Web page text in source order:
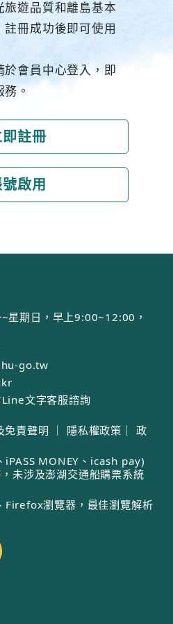
遊品質和離島基本
冊成功後即可使用
會員中心登入，即
。
註冊
啟用
星期日，早上9:00~12:00，
go.tw
文字客服諮詢
免責聲明 ｜ 隱私權政策 ｜
政
iPASS MONEY、icash pay)
未涉及澎湖交通船購票系統
瀏覽器，最佳瀏覽解析